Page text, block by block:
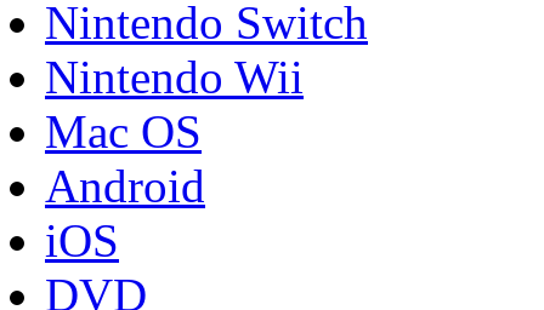
Nintendo Switch
Nintendo Wii
Mac OS
Android
iOS
DVD